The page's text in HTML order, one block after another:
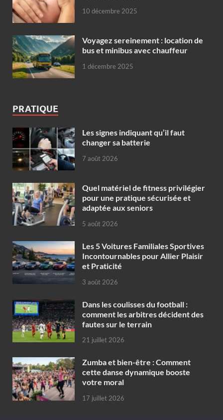
10 décembre 2025
Voyagez sereinement : location de
bus et minibus avec chauffeur
1 décembre 2025
PRATIQUE
Les signes indiquant qu’il faut
changer sa batterie
7 août 2026
Quel matériel de fitness privilégier
pour une pratique sécurisée et
adaptée aux seniors
5 août 2026
Les 5 Voitures Familiales Sportives
Incontournables pour Allier Plaisir
et Praticité
3 août 2026
Dans les coulisses du football :
comment les arbitres décident des
fautes sur le terrain
21 juillet 2026
Zumba et bien-être : Comment
cette danse dynamique booste
votre moral
17 juillet 2026